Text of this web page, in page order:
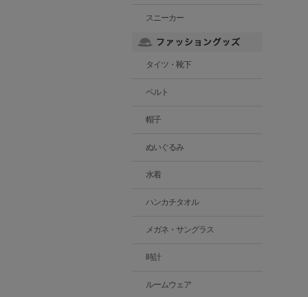
スニーカー
タイツ・靴下
ベルト
帽子
ぬいぐるみ
水着
ハンカチタオル
メガネ・サングラス
時計
ルームウェア